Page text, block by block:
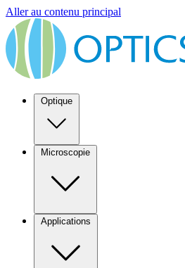
Aller au contenu principal
Optique
Microscopie
Applications